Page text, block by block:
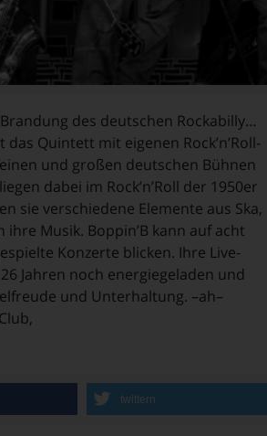
des deutschen Rockabilly…
Quintett mit eigenen Rock’n’Roll-
und großen deutschen Bühnen
dabei im Rock’n’Roll der 1950er
sie verschiedene Elemente aus Ska,
ihre Musik. Boppin’B kann auf acht
Konzerte blicken. Ihre Live-
Jahren noch energiegeladen und
und Unterhaltung. –ah–
twittern